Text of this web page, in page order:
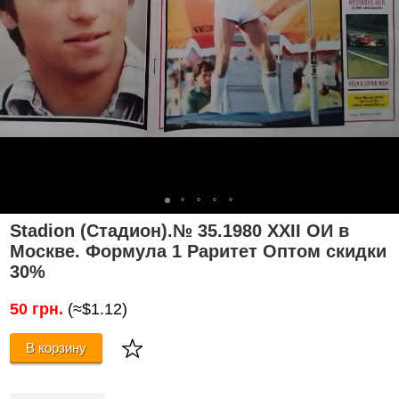
Stadion (Стадион).№ 35.1980 ХХII ОИ в
Москве. Формула 1 Раритет Оптом скидки
30%
50 грн. (≈$1.12)
В корзину